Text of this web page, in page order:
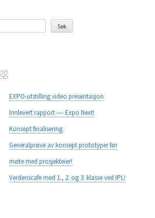
Søk
EXPO-utstilling video presentasjon
Innlevert rapport —- Expo Next!
Konsept finalisering
Generalprøve av konsept prototyper før
møte med prosjekteier!
Verdenscafe med 1., 2. og 3. klasse ved IPL!